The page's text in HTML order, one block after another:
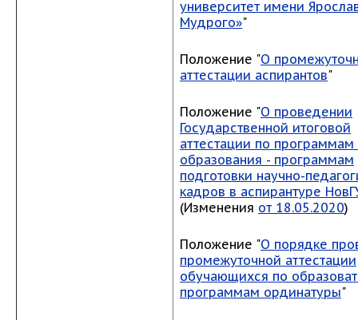
университет имени
Мудрого»"
Положение "О
аттестации аспирантов"
Положение "О проведении
Государственной итоговой
аттестации по
образования - программам
подготовки научно-
кадров в аспирантуре
(Изменения от 18.05.2020)
Положение "О порядке
промежуточной аттестации
обучающихся по
программам ординатуры"